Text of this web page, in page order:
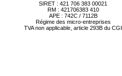
SIRET : 421 706 383 00021
RM : 421706383 410
APE : 742C / 7112B
Régime des micro-entreprises
TVA non applicable, article 293B du CGI